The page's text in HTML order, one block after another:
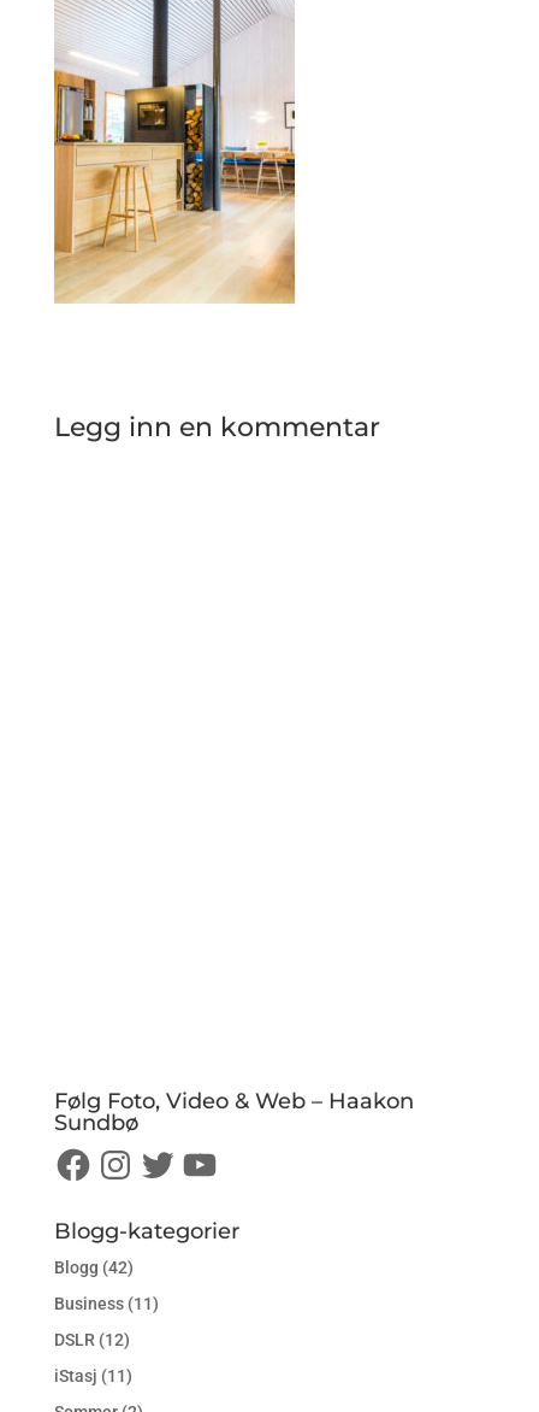
Legg inn en kommentar
Følg Foto, Video & Web – Haakon
Sundbø
FacebookInstagram
TwitterYouTube
Blogg-kategorier
Blogg (42)
Business(11)
DSLR (12)
iStasj (11)